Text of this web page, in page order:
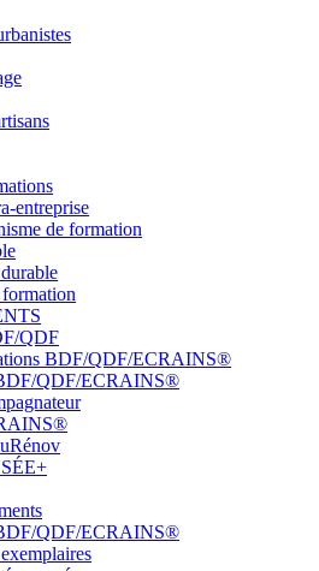
entreprise
de formation
QDF
BDF/QDF/ECRAINS®
QDF/ECRAINS®
QDF/ECRAINS®